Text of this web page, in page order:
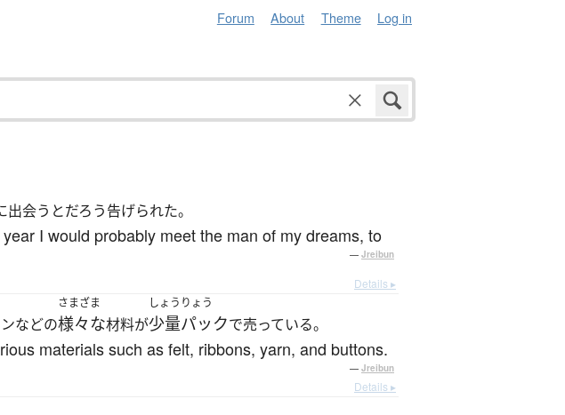
Forum About Theme Log in
出会うとだろう告げられた。
I would probably meet the man of my dreams, to
— Jreibun
Details ▸
などの
さまざま
様々な材料が
しょうりょう
少量パックで売っている。
materials such as felt, ribbons, yarn, and buttons.
— Jreibun
Details ▸